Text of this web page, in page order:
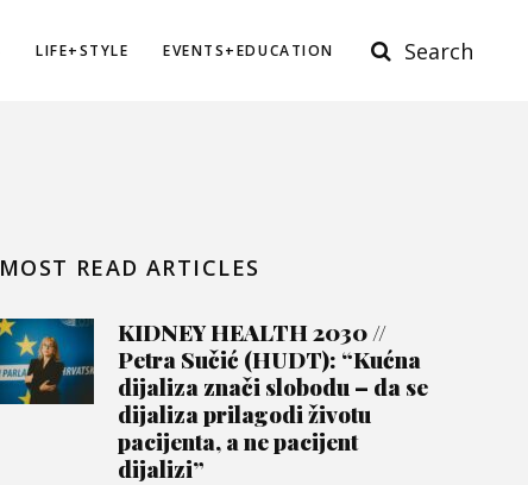
LIFE+STYLE EVENTS+EDUCATION Search
MOST READ ARTICLES
KIDNEY HEALTH 2030 //
Petra Sučić (HUDT): “Kućna
dijaliza znači slobodu – da se
dijaliza prilagodi životu
pacijenta, a ne pacijent
dijalizi”